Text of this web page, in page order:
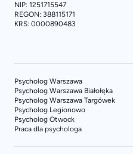
NIP: 1251715547
REGON: 388115171
KRS: 0000890483
Psycholog Warszawa
Psycholog Warszawa Białołęka
Psycholog Warszawa Targówek
Psycholog Legionowo
Psycholog Otwock
Praca dla psychologa